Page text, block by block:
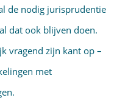
de nodig jurisprudentie
dat ook blijven doen.
vragend zijn kant op –
met